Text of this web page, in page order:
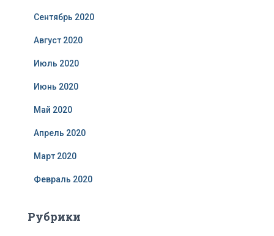
Сентябрь 2020
Август 2020
Июль 2020
Июнь 2020
Май 2020
Апрель 2020
Март 2020
Февраль 2020
Рубрики